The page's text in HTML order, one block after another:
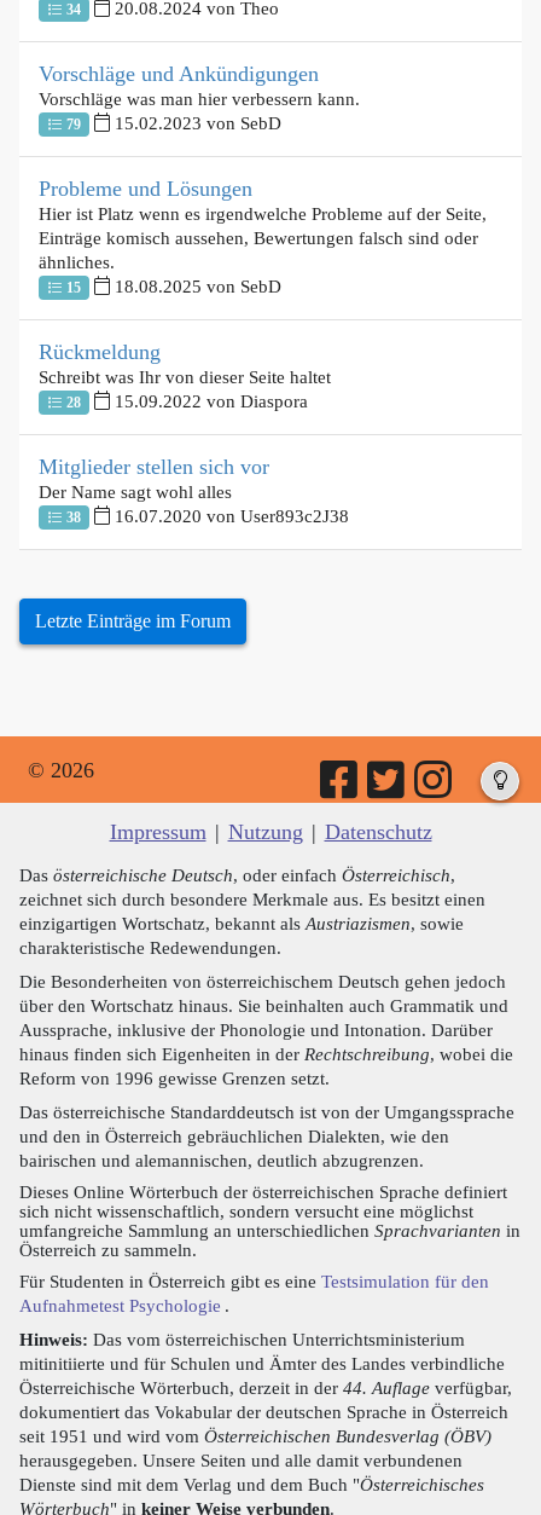
34 20.08.2024 von Theo
Vorschläge und Ankündigungen
Vorschläge was man hier verbessern kann.
79 15.02.2023 von SebD
Probleme und Lösungen
Hier ist Platz wenn es irgendwelche Probleme auf der Seite,
Einträge komisch aussehen, Bewertungen falsch sind oder
ähnliches.
15 18.08.2025 von SebD
Rückmeldung
Schreibt was Ihr von dieser Seite haltet
28 15.09.2022 von Diaspora
Mitglieder stellen sich vor
Der Name sagt wohl alles
38 16.07.2020 von User893c2J38
Letzte Einträge im Forum
© 2026
Impressum | Nutzung | Datenschutz
Das österreichische Deutsch, oder einfach Österreichisch,
zeichnet sich durch besondere Merkmale aus. Es besitzt einen
einzigartigen Wortschatz, bekannt als Austriazismen, sowie
charakteristische Redewendungen.
Die Besonderheiten von österreichischem Deutsch gehen jedoch
über den Wortschatz hinaus. Sie beinhalten auch Grammatik und
Aussprache, inklusive der Phonologie und Intonation. Darüber
hinaus finden sich Eigenheiten in der Rechtschreibung, wobei die
Reform von 1996 gewisse Grenzen setzt.
Das österreichische Standarddeutsch ist von der Umgangssprache
und den in Österreich gebräuchlichen Dialekten, wie den
bairischen und alemannischen, deutlich abzugrenzen.
Dieses Online Wörterbuch der österreichischen Sprache definiert
sich nicht wissenschaftlich, sondern versucht eine möglichst
umfangreiche Sammlung an unterschiedlichen Sprachvarianten in
Österreich zu sammeln.
Für Studenten in Österreich gibt es eine Testsimulation für den
Aufnahmetest Psychologie .
Hinweis: Das vom österreichischen Unterrichtsministerium
mitinitiierte und für Schulen und Ämter des Landes verbindliche
Österreichische Wörterbuch, derzeit in der 44. Auflage verfügbar,
dokumentiert das Vokabular der deutschen Sprache in Österreich
seit 1951 und wird vom Österreichischen Bundesverlag (ÖBV)
herausgegeben. Unsere Seiten und alle damit verbundenen
Dienste sind mit dem Verlag und dem Buch "Österreichisches
Wörterbuch" in keiner Weise verbunden.